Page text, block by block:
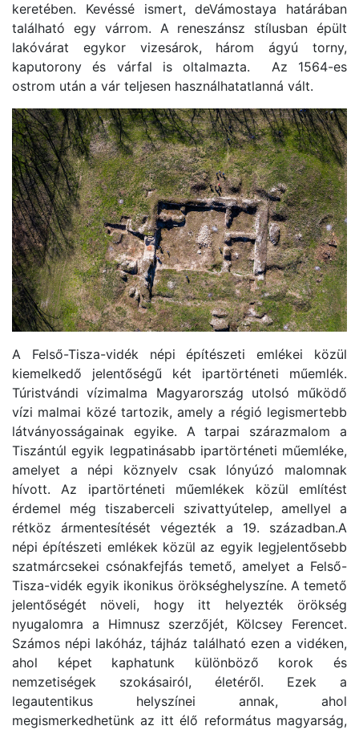
keretében. Kevéssé ismert, deVámostaya határában
található egy várrom. A reneszánsz stílusban épült
lakóvárat egykor vizesárok, három ágyú torny,
kaputorony és várfal is oltalmazta. Az 1564-es
ostrom után a vár teljesen használhatatlanná vált.
A Felső-Tisza-vidék népi építészeti emlékei közül
kiemelkedő jelentőségű két ipartörténeti műemlék.
Túristvándi vízimalma Magyarország utolsó működő
vízi malmai közé tartozik, amely a régió legismertebb
látványosságainak egyike. A tarpai szárazmalom a
Tiszántúl egyik legpatinásabb ipartörténeti műemléke,
amelyet a népi köznyelv csak lónyúzó malomnak
hívott. Az ipartörténeti műemlékek közül említést
érdemel még tiszaberceli szivattyútelep, amellyel a
rétköz ármentesítését végezték a 19. században.A
népi építészeti emlékek közül az egyik legjelentősebb
szatmárcsekei csónakfejfás temető, amelyet a Felső-
Tisza-vidék egyik ikonikus örökséghelyszíne. A temető
jelentőségét növeli, hogy itt helyezték örökség
nyugalomra a Himnusz szerzőjét, Kölcsey Ferencet.
Számos népi lakóház, tájház található ezen a vidéken,
ahol képet kaphatunk különböző korok és
nemzetiségek szokásairól, életéről. Ezek a
legautentikus helyszínei annak, ahol
megismerkedhetünk az itt élő református magyarság,